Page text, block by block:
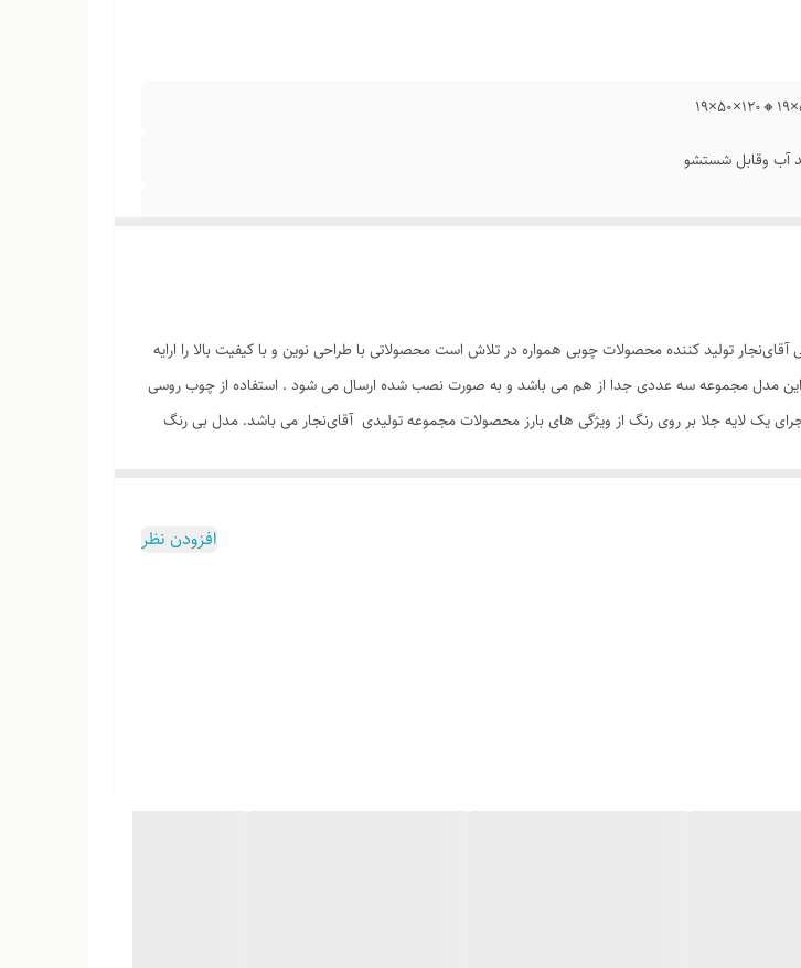
وقابل شستشو
تولید کننده محصولات چوبی همواره در تلاش است محصولاتی با طراحی نوین و با کیفیت بالا را ارایه
مدل مجموعه سه عددی جدا از هم می باشد و به صورت نصب شده ارسال می شود . استفاده از چوب روسی
لایه جلا بر روی رنگ از ویژگی های بارز محصولات مجموعه تولیدی آقای‌نجار می باشد. مدل بی رنگ
افزودن نظر